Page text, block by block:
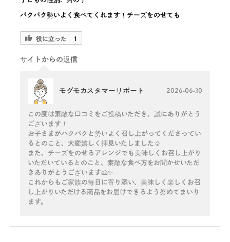
パクパク勢いよく食べてくれます！チーズをのせても
役に立った 1
サイトからの返信
モグモカスタマーサポート 2026-06-30
この度は素敵な口コミをご投稿いただき、誠にありがとう
ございます！
お子さまがパクパクと勢いよく召し上がってくださってい
るとのこと、大変嬉しく拝見いたしました☺️
また、チーズをのせるアレンジでも美味しくお召し上がり
いただいているとのこと、素敵な食べ方をお聞かせいただ
きありがとうございます🧀✨
これからもご家族の毎日に寄り添い、美味しく楽しくお召
し上がりいただける商品をお届けできるよう努めてまいり
ます。